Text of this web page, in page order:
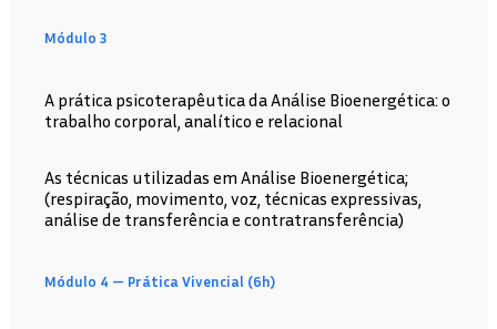
Módulo 3
A prática psicoterapêutica da Análise Bioenergética: o
trabalho corporal, analítico e relacional
As técnicas utilizadas em Análise Bioenergética;
(respiração, movimento, voz, técnicas expressivas,
análise de transferência e contratransferência)
Módulo 4 — Prática Vivencial (6h)